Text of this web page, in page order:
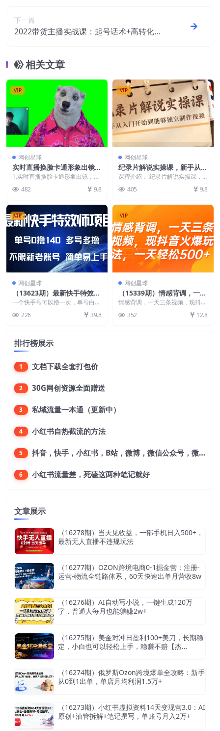
下一篇
2022带货主播实战课：起号话术+高转化塑
相关文章
VIP
网创星球
实时直播换脸卡通形象出镜，
卡通形象面部捕捉(软件＋教
程)
1.实时直播换脸卡通形象出镜，卡
但是不敢露脸，又或...
482 9.8
VIP
网创星球
纪录片解说实操课，新手从入
门开始到能够独立制作视频
（22节课）
课程介绍： 纪录片解说实操课，
一名新手，从入门开...
405 9.8
VIP
网创星球
（13623期）最新快手特效师
项目，单号白嫖0撸140，多
一个快手号可以撸一次，单号白嫖
需操作十几分钟，简...
226 39.8
VIP
网创星球
（15339期）情感背调，一天
三条视频，现抖音火爆玩法，
情感背调，一天三条视频，现抖音
352 12.8
排行榜展示
1 文档下载全套打包价
2 30G网创资源全面赠送
3 私域流量一本通（更新中）
4 小红书自热截流的方法
5 抖音，快手，小红书，B站，微博，微信公众号，微信视频号。每一个平台，都是不一样的机会，对应不一样的赚钱思路
6 小红书流量差，死磕这两种笔记就好
文章展示
（16278期）当天见收益，一部手机日入500+，
最新无人直播不违规玩法
（16277期）OZON跨境电商0-1掘金营：注册-
运营-物流全链路体系，60天快速出单月营收8w
（16276期）AI自动写小说，一键生成120万
字，普通人每月也能躺赚2w+
（16275期）美金对冲日盈利100+美刀，长期稳
定，小白也可以轻松上手，稳赚不赔【杰…
（16274期）俄罗斯Ozon跨境爆单全攻略：新手
从0到1出单，单店月均利润1.5万+
（16273期）小红书虚拟资料14天变现营3.0：AI
原创+油管拆解+笔记撰写，单账号月入2万+